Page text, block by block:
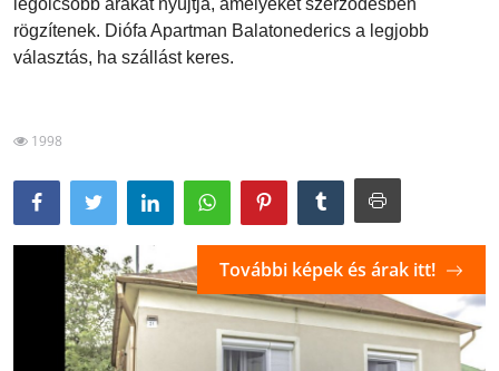
Horvátország
Blog
legolcsóbb árakat nyújtja, amelyeket szerződésben
rögzítenek. Diófa Apartman Balatonederics a legjobb
választás, ha szállást keres.
1998
További képek és árak itt!